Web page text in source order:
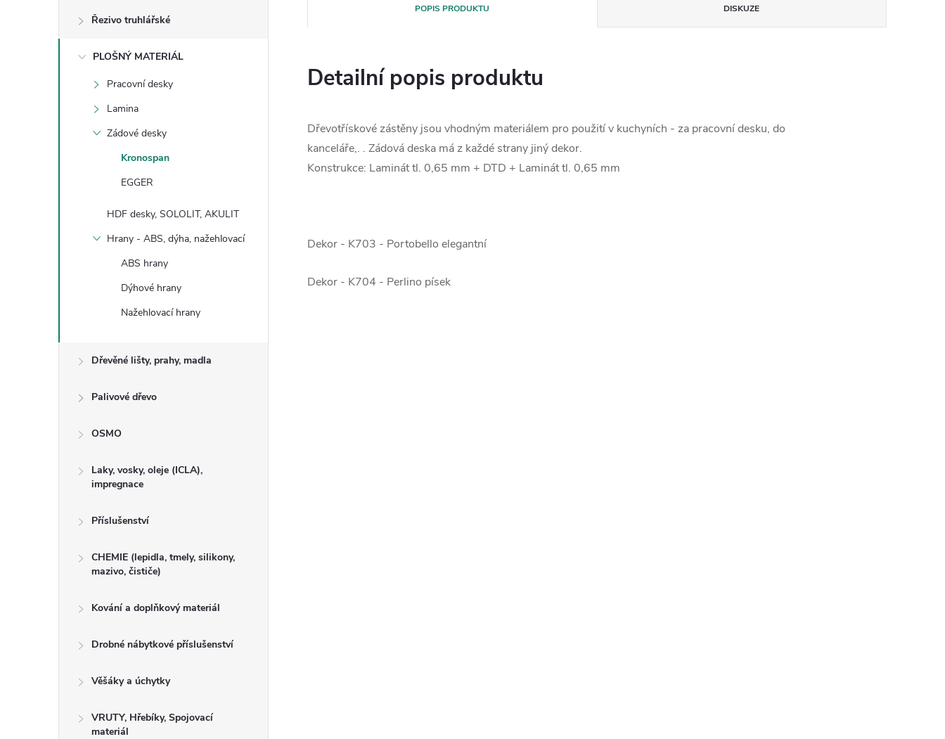
Řezivo truhlářské
PLOŠNÝ MATERIÁL
Pracovní desky
Lamina
Zádové desky
Kronospan
EGGER
HDF desky, SOLOLIT, AKULIT
Hrany - ABS, dýha, nažehlovací
ABS hrany
Dýhové hrany
Nažehlovací hrany
Dřevěné lišty, prahy, madla
Palivové dřevo
OSMO
Laky, vosky, oleje (ICLA),
impregnace
Příslušenství
CHEMIE (lepidla, tmely, silikony,
mazivo, čističe)
Kování a doplňkový materiál
Drobné nábytkové příslušenství
Věšáky a úchytky
VRUTY, Hřebíky, Spojovací
materiál
POPIS PRODUKTU DISKUZE
Detailní popis produktu
Dřevotřískové zástěny jsou vhodným materiálem pro použití v kuchyních - za pracovní desku, do
kanceláře,. . Zádová deska má z každé strany jiný dekor.
Konstrukce: Laminát tl. 0,65 mm + DTD + Laminát tl. 0,65 mm
Dekor - K703 - Portobello elegantní
Dekor - K704 - Perlino písek